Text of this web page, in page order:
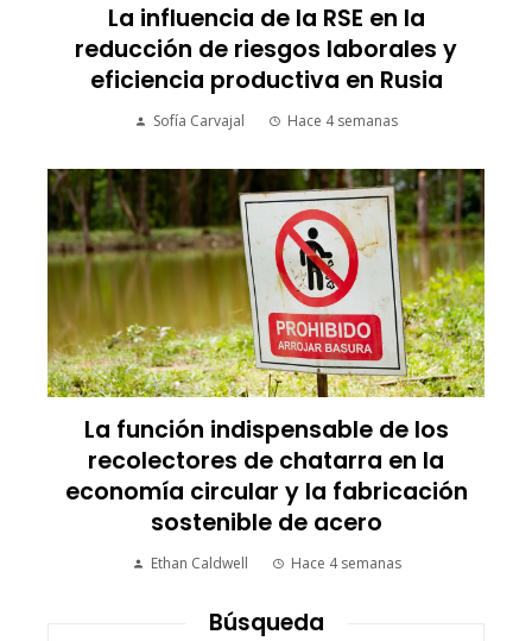
La influencia de la RSE en la
reducción de riesgos laborales y
eficiencia productiva en Rusia
Sofía Carvajal Hace 4 semanas
La función indispensable de los
recolectores de chatarra en la
economía circular y la fabricación
sostenible de acero
Ethan Caldwell Hace 4 semanas
Búsqueda